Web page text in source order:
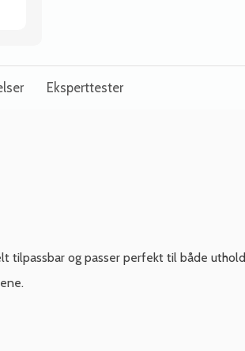
Eksperttester
tilpassbar og passer perfekt til både